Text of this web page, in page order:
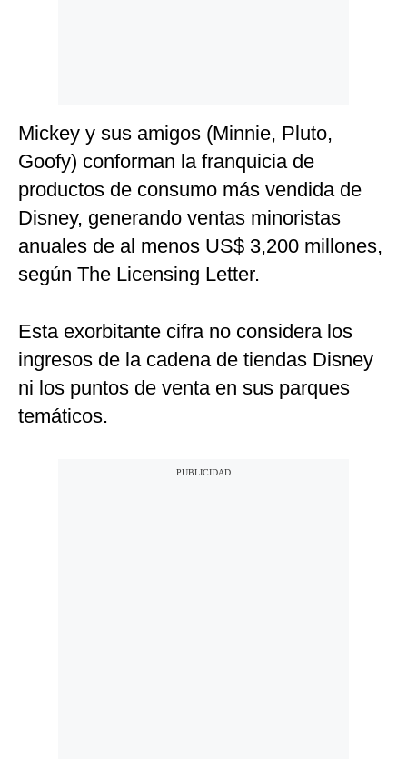
Mickey y sus amigos (Minnie, Pluto,
Goofy) conforman la franquicia de
productos de consumo más vendida de
Disney, generando ventas minoristas
anuales de al menos US$ 3,200 millones,
según The Licensing Letter.
Esta exorbitante cifra no considera los
ingresos de la cadena de tiendas Disney
ni los puntos de venta en sus parques
temáticos.